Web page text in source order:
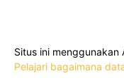
Situs ini
Pelajari bagaimana